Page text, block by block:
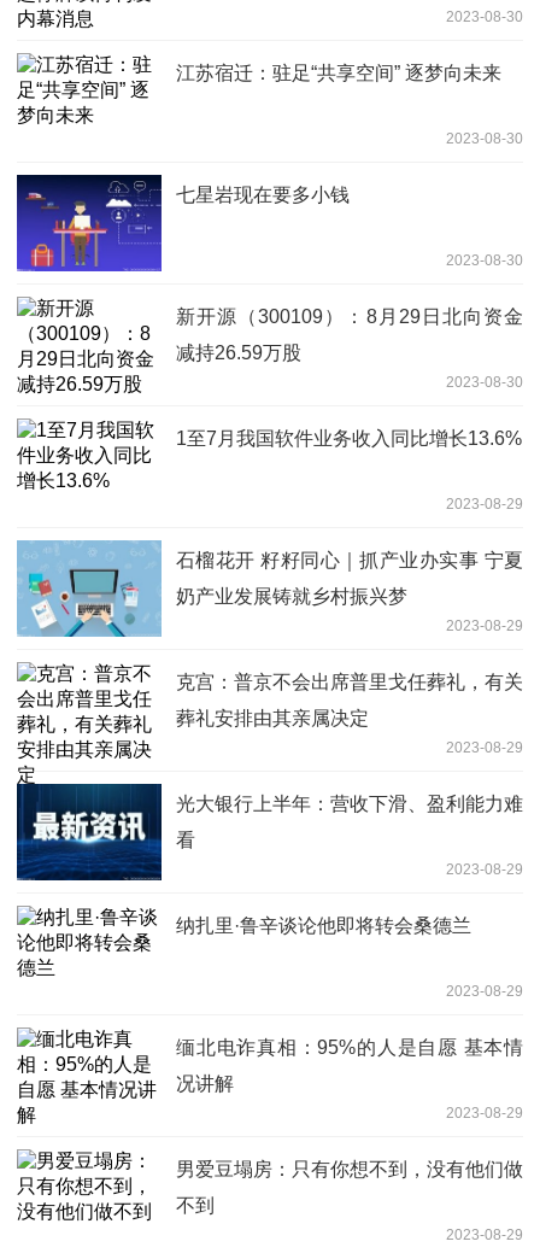
2023-08-30
江苏宿迁：驻足“共享空间” 逐梦向未来
2023-08-30
七星岩现在要多小钱
2023-08-30
新开源（300109）：8月29日北向资金
减持26.59万股
2023-08-30
1至7月我国软件业务收入同比增长13.6%
2023-08-29
石榴花开 籽籽同心｜抓产业办实事 宁夏
奶产业发展铸就乡村振兴梦
2023-08-29
克宫：普京不会出席普里戈任葬礼，有关
葬礼安排由其亲属决定
2023-08-29
光大银行上半年：营收下滑、盈利能力难
看
2023-08-29
纳扎里·鲁辛谈论他即将转会桑德兰
2023-08-29
缅北电诈真相：95%的人是自愿 基本情
况讲解
2023-08-29
男爱豆塌房：只有你想不到，没有他们做
不到
2023-08-29